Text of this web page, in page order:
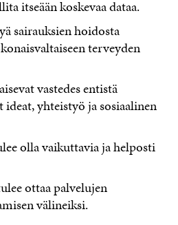
itseään koskevaa dataa.
sairauksien hoidosta
terveyden
vastedes entistä
yhteistyö ja sosiaalinen
olla vaikuttavia ja helposti
ottaa palvelujen
välineiksi.